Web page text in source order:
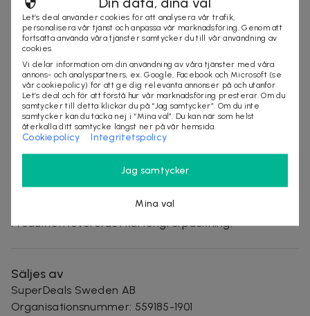
Användningsområden: nacke, rygg, ländrygg, ben,
fötter
Material: konstläder
Mått och vikt:
Massagekrage: 110 × 17 cm
Förpackning: 39 × 16,5 × 16 cm
Produkten levereras i kartongförpackning.
Säljes av
SuperDeals Sweden AB
Organisationsnummer: 559185-1901
Let’s deal använder cookies för att analysera vår trafik,
personalisera vår tjänst och anpassa vår marknadsföring. Genom att
fortsätta använda våra tjänster samtycker du till vår användning av
cookies.
Vi delar information om din användning av våra tjänster med våra
annons- och analyspartners, ex. Google, Facebook och Microsoft (se
vår cookiepolicy) för att ge dig relevanta annonser på och utanför
Let’s deal och för att förstå hur vår marknadsföring presterar. Om du
samtycker till detta klickar du på “Jag samtycker”. Om du inte
samtycker kan du tacka nej i “Mina val”. Du kan när som helst
återkalla ditt samtycke längst ner på vår hemsida.
Cookiepolicy Integritetspolicy
Jag samtycker
Mina val